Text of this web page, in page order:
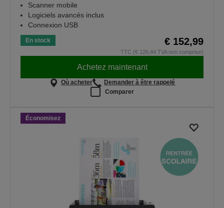
Scanner mobile
Logiciels avancés inclus
Connexion USB
En stock € 152,99
TTC (€ 126,44 TVA non comprise)
Achetez maintenant
Où acheter
Demander à être rappelé
Comparer
Économisez